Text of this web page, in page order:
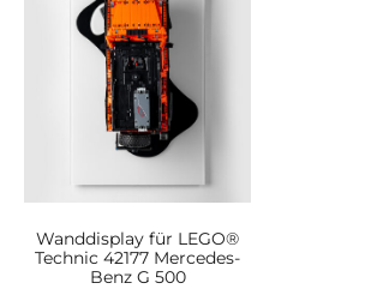
Wanddisplay für LEGO®
Technic 42177 Mercedes-
Benz G 500